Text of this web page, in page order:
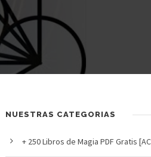
NUESTRAS CATEGORIAS
+ 250 Libros de Magia PDF Gratis